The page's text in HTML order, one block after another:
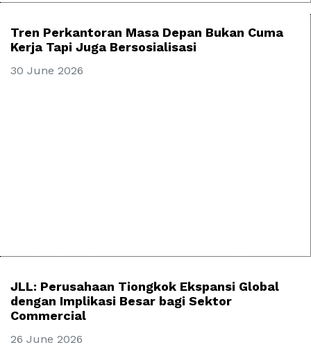
Tren Perkantoran Masa Depan Bukan Cuma
Kerja Tapi Juga Bersosialisasi
30 June 2026
JLL: Perusahaan Tiongkok Ekspansi Global
dengan Implikasi Besar bagi Sektor
Commercial
26 June 2026